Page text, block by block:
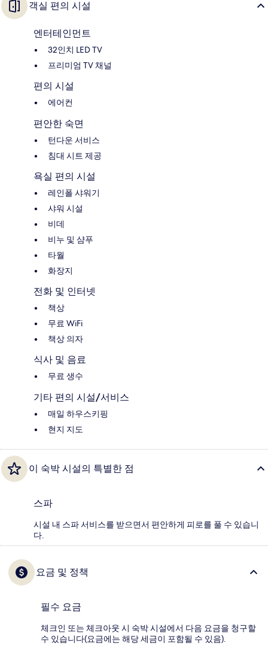
객실 편의 시설
엔터테인먼트
32인치 LED TV
프리미엄 TV 채널
편의 시설
에어컨
편안한 숙면
턴다운 서비스
침대 시트 제공
욕실 편의 시설
레인폴 샤워기
샤워 시설
비데
비누 및 샴푸
타월
화장지
전화 및 인터넷
책상
무료 WiFi
책상 의자
식사 및 음료
무료 생수
기타 편의 시설/서비스
매일 하우스키핑
현지 지도
이 숙박 시설의 특별한 점
스파
시설 내 스파 서비스를 받으면서 편안하게 피로를 풀 수 있습니
다.
요금 및 정책
필수 요금
체크인 또는 체크아웃 시 숙박 시설에서 다음 요금을 청구할
수 있습니다(요금에는 해당 세금이 포함될 수 있음).